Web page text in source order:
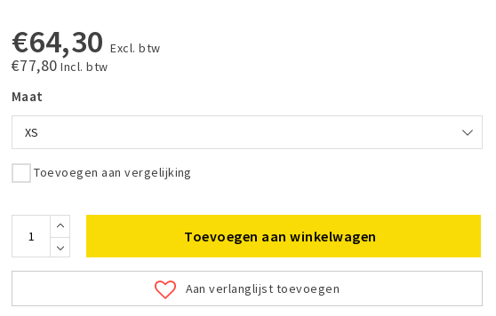
€64,30 Excl. btw
€77,80 Incl. btw
Maat
XS
Toevoegen aan vergelijking
Toevoegen aan winkelwagen
Aan verlanglijst toevoegen